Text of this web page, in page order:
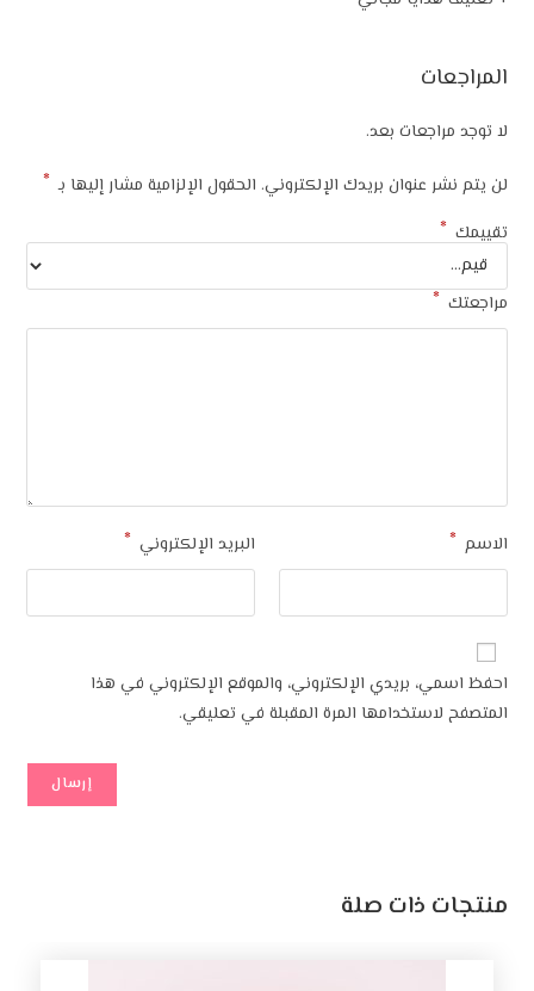
المراجعات
لا توجد مراجعات بعد.
لن يتم نشر عنوان بريدك الإلكتروني. الحقول الإلزامية مشار إليها بـ *
تقييمك *
مراجعتك *
الاسم * البريد الإلكتروني *
احفظ اسمي، بريدي الإلكتروني، والموقع الإلكتروني في هذا
المتصفح لاستخدامها المرة المقبلة في تعليقي.
منتجات ذات صلة